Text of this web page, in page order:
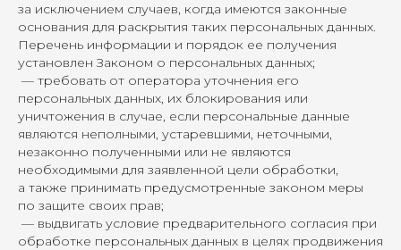
за исключением случаев, когда имеются законные
основания для раскрытия таких персональных данных.
Перечень информации и порядок ее получения
установлен Законом о персональных данных;
— требовать от оператора уточнения его
персональных данных, их блокирования или
уничтожения в случае, если персональные данные
являются неполными, устаревшими, неточными,
незаконно полученными или не являются
необходимыми для заявленной цели обработки,
а также принимать предусмотренные законом меры
по защите своих прав;
— выдвигать условие предварительного согласия при
обработке персональных данных в целях продвижения